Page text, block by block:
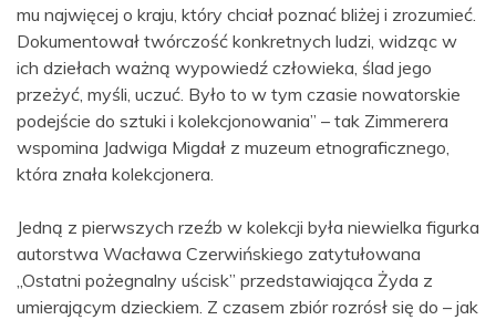
mu najwięcej o kraju, który chciał poznać bliżej i zrozumieć.
Dokumentował twórczość konkretnych ludzi, widząc w
ich dziełach ważną wypowiedź człowieka, ślad jego
przeżyć, myśli, uczuć. Było to w tym czasie nowatorskie
podejście do sztuki i kolekcjonowania” – tak Zimmerera
wspomina Jadwiga Migdał z muzeum etnograficznego,
która znała kolekcjonera.
Jedną z pierwszych rzeźb w kolekcji była niewielka figurka
autorstwa Wacława Czerwińskiego zatytułowana
„Ostatni pożegnalny uścisk” przedstawiająca Żyda z
umierającym dzieckiem. Z czasem zbiór rozrósł się do – jak